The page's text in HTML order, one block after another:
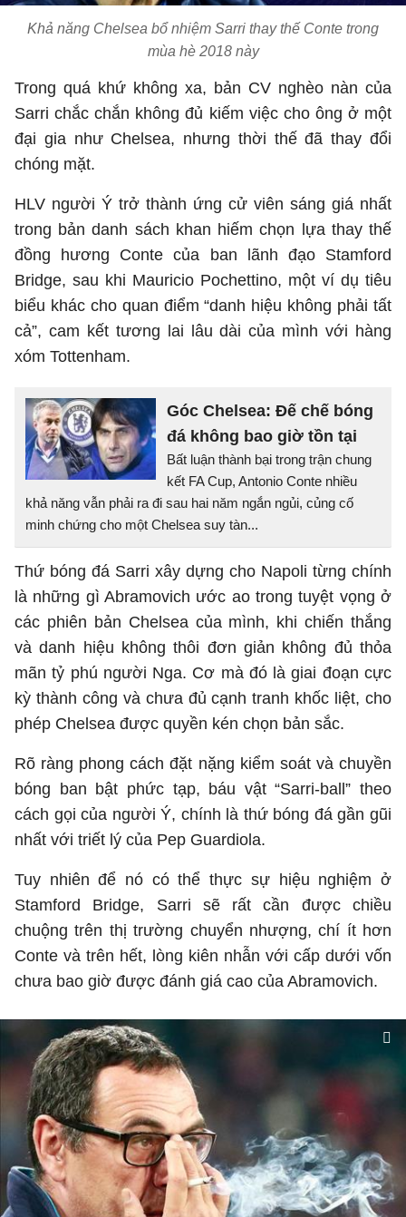
Khả năng Chelsea bổ nhiệm Sarri thay thế Conte trong
mùa hè 2018 này
Trong quá khứ không xa, bản CV nghèo nàn của
Sarri chắc chắn không đủ kiếm việc cho ông ở một
đại gia như Chelsea, nhưng thời thế đã thay đổi
chóng mặt.
HLV người Ý trở thành ứng cử viên sáng giá nhất
trong bản danh sách khan hiếm chọn lựa thay thế
đồng hương Conte của ban lãnh đạo Stamford
Bridge, sau khi Mauricio Pochettino, một ví dụ tiêu
biểu khác cho quan điểm “danh hiệu không phải tất
cả”, cam kết tương lai lâu dài của mình với hàng
xóm Tottenham.
Góc Chelsea: Đế chế bóng
đá không bao giờ tồn tại
Bất luận thành bại trong trận chung
kết FA Cup, Antonio Conte nhiều
khả năng vẫn phải ra đi sau hai năm ngắn ngủi, củng cố
minh chứng cho một Chelsea suy tàn...
Thứ bóng đá Sarri xây dựng cho Napoli từng chính
là những gì Abramovich ước ao trong tuyệt vọng ở
các phiên bản Chelsea của mình, khi chiến thắng
và danh hiệu không thôi đơn giản không đủ thỏa
mãn tỷ phú người Nga. Cơ mà đó là giai đoạn cực
kỳ thành công và chưa đủ cạnh tranh khốc liệt, cho
phép Chelsea được quyền kén chọn bản sắc.
Rõ ràng phong cách đặt nặng kiểm soát và chuyền
bóng ban bật phức tạp, báu vật “Sarri-ball” theo
cách gọi của người Ý, chính là thứ bóng đá gần gũi
nhất với triết lý của Pep Guardiola.
Tuy nhiên để nó có thể thực sự hiệu nghiệm ở
Stamford Bridge, Sarri sẽ rất cần được chiều
chuộng trên thị trường chuyển nhượng, chí ít hơn
Conte và trên hết, lòng kiên nhẫn với cấp dưới vốn
chưa bao giờ được đánh giá cao của Abramovich.